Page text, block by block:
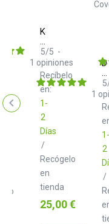
Korg
Alimentador
KA
350
Recíbelo
en:
1-
2
Días
/
Recógelo
en
tienda
5/5 -
1 opiniones
Precio
25,00 €
1-
2
/
5
1